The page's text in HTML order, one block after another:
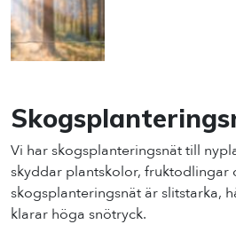
Vi har skogsplanteringsnät till
skyddar plantskolor, fruktodlingar
skogsplanteringsnät är slitstarka,
klarar höga snötryck.